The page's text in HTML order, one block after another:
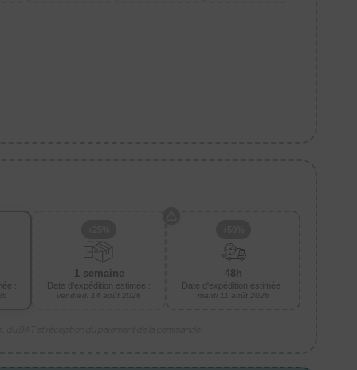
:
1 semaine
Date d'expédition estimée :
vendredi 14 août 2026
48h
Date d'expédition estimée :
mardi 11 août 2026